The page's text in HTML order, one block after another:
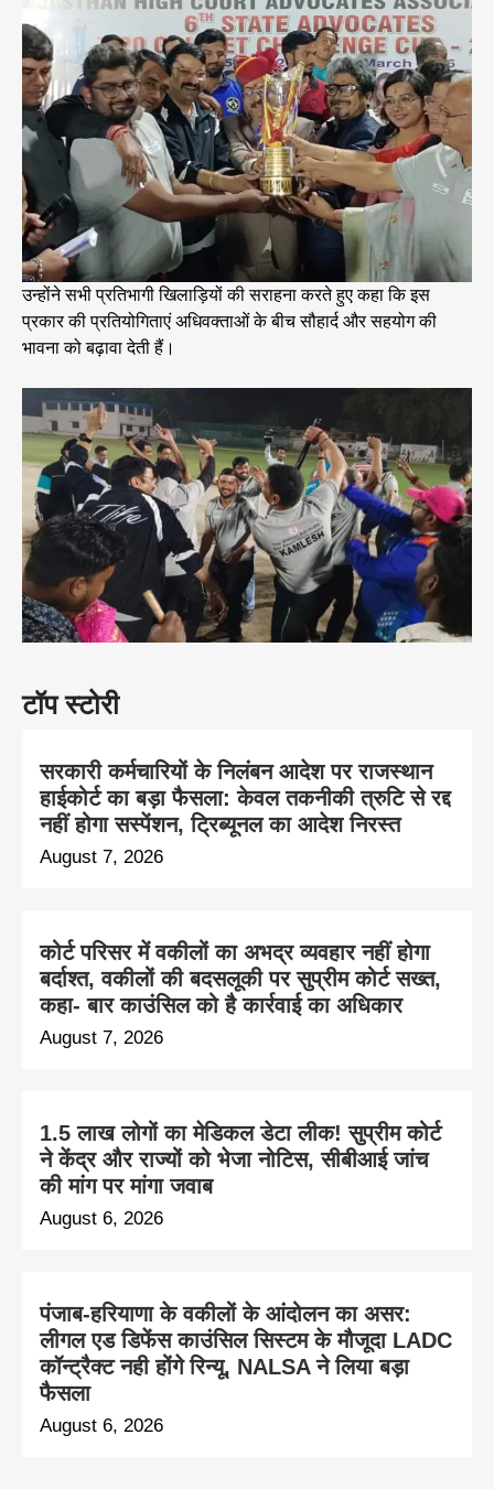
टॉप स्टोरी
सरकारी कर्मचारियों के निलंबन आदेश पर राजस्थान
हाईकोर्ट का बड़ा फैसला: केवल तकनीकी त्रुटि से रद्द
नहीं होगा सस्पेंशन, ट्रिब्यूनल का आदेश निरस्त
August 7, 2026
कोर्ट परिसर में वकीलों का अभद्र व्यवहार नहीं होगा
बर्दाश्त, वकीलों की बदसलूकी पर सुप्रीम कोर्ट सख्त,
कहा- बार काउंसिल को है कार्रवाई का अधिकार
August 7, 2026
1.5 लाख लोगों का मेडिकल डेटा लीक! सुप्रीम कोर्ट
ने केंद्र और राज्यों को भेजा नोटिस, सीबीआई जांच
की मांग पर मांगा जवाब
August 6, 2026
पंजाब-हरियाणा के वकीलों के आंदोलन का असर:
लीगल एड डिफेंस काउंसिल सिस्टम के मौजूदा LADC
कॉन्ट्रैक्ट नही होंगे रिन्यू, NALSA ने लिया बड़ा
फैसला
August 6, 2026
उन्होंने सभी प्रतिभागी खिलाड़ियों की सराहना करते हुए कहा कि इस
प्रकार की प्रतियोगिताएं अधिवक्ताओं के बीच सौहार्द और सहयोग की
भावना को बढ़ावा देती हैं।